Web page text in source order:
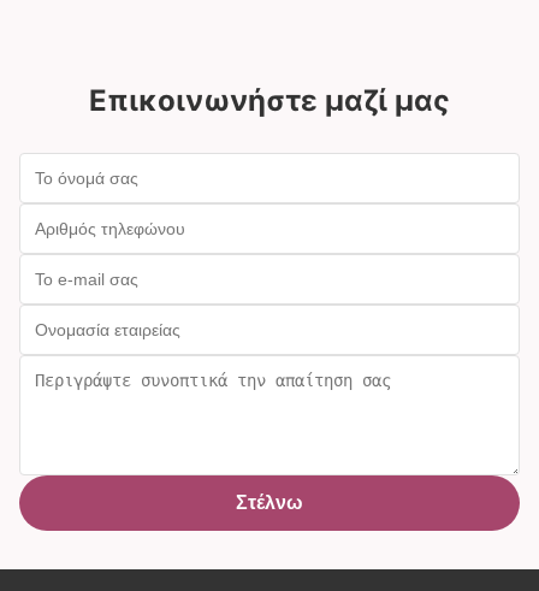
Επικοινωνήστε μαζί μας
Στέλνω